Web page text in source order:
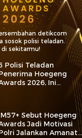
detikcom
sosok polisi teladan.
di sekitarmu!
Polisi Teladan
Hoegeng
2026, Ini
Kategori dan Kiprahnya
Sebut Hoegeng
Jadi Motivasi
Jalankan Amanat